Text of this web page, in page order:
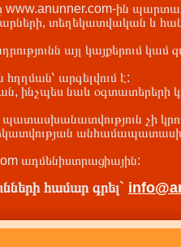
www.anunner.com-ին
տեղեկատվական և
այլ կայքերում կամ
արգելվում է:
ինչպես նաև օգտատերերի
չի
ադմենիստրացիային:
համար գրել`